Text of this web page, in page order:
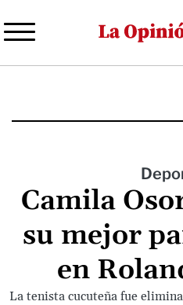
Camila
su mejor
en
La tenista cucuteña fue